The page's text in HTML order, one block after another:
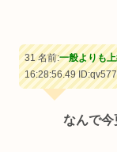
31 名前:一般よりも
16:28:56.49
なんで